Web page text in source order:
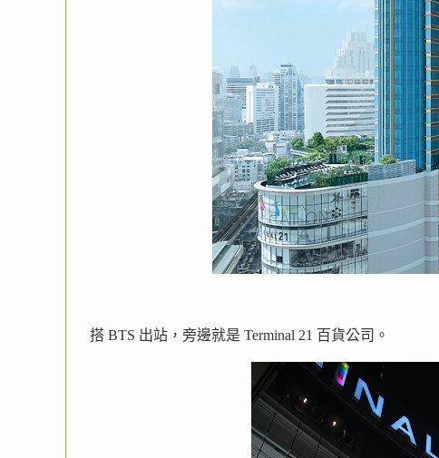
搭 BTS 出站，旁邊就是 Terminal 21 百貨公司。